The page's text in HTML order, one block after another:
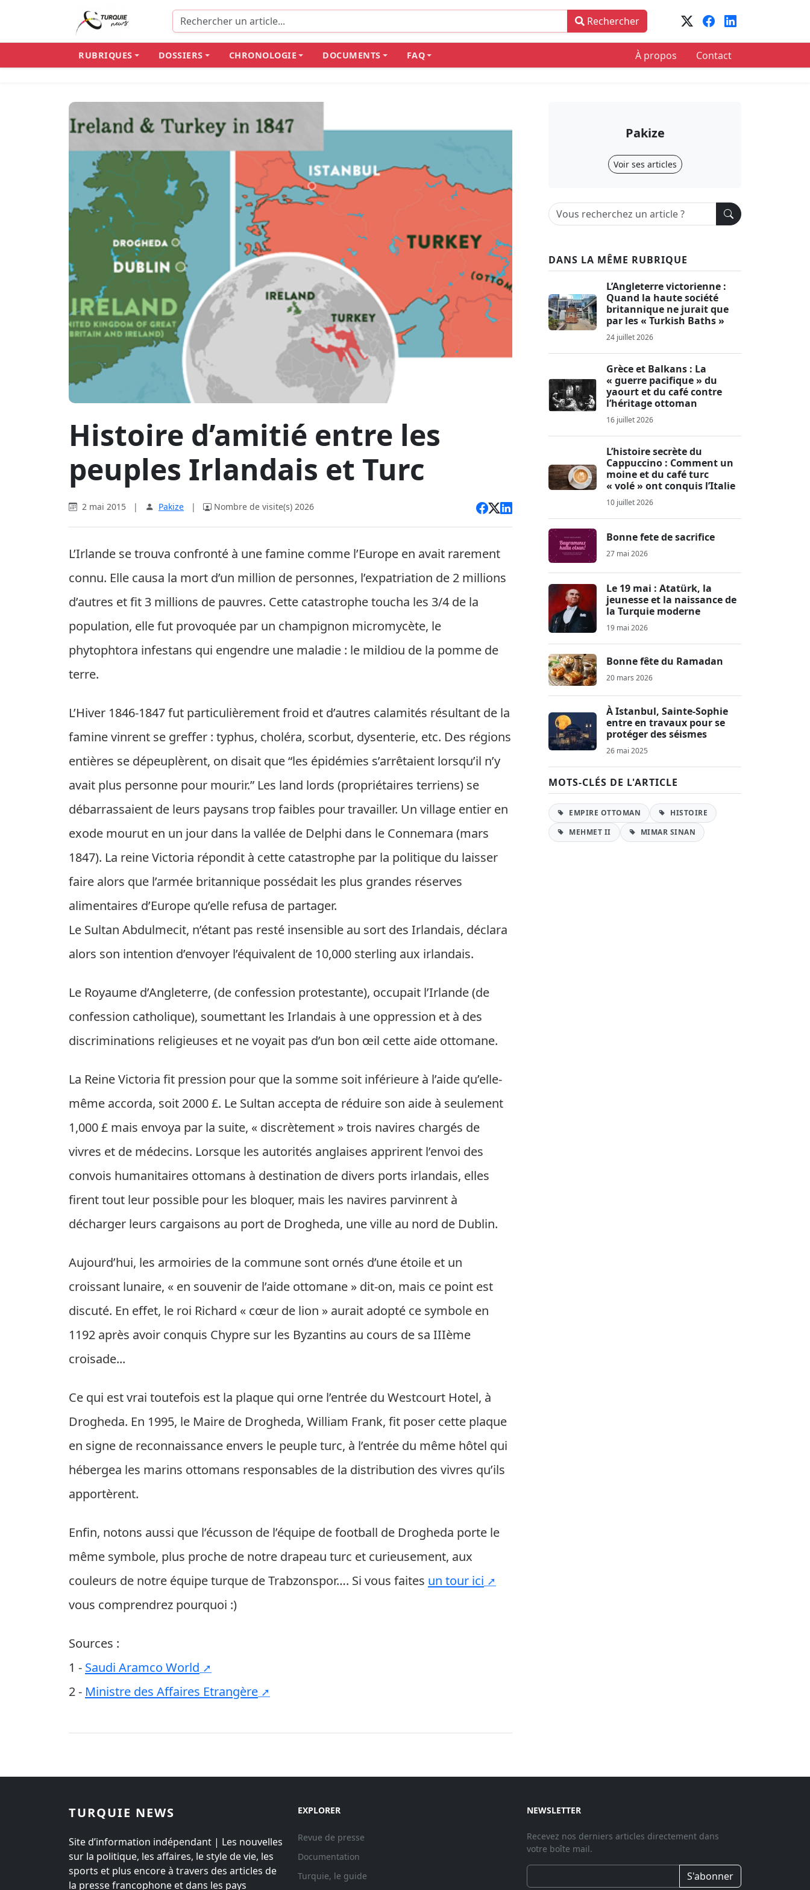
Rechercher
RUBRIQUES DOSSIERS CHRONOLOGIE DOCUMENTS FAQ À propos Contact
Histoire d’amitié entre les
peuples Irlandais et Turc
2 mai 2015 | Pakize | Nombre de visite(s) 2026
L’Irlande se trouva confronté à une famine comme l’Europe en avait rarement
connu. Elle causa la mort d’un million de personnes, l’expatriation de 2 millions
d’autres et fit 3 millions de pauvres. Cette catastrophe toucha les 3/4 de la
population, elle fut provoquée par un champignon micromycète, le
phytophtora infestans qui engendre une maladie : le mildiou de la pomme de
terre.
L’Hiver 1846-1847 fut particulièrement froid et d’autres calamités résultant de la
famine vinrent se greffer : typhus, choléra, scorbut, dysenterie, etc. Des régions
entières se dépeuplèrent, on disait que “les épidémies s’arrêtaient lorsqu’il n’y
avait plus personne pour mourir.” Les land lords (propriétaires terriens) se
débarrassaient de leurs paysans trop faibles pour travailler. Un village entier en
exode mourut en un jour dans la vallée de Delphi dans le Connemara (mars
1847). La reine Victoria répondit à cette catastrophe par la politique du laisser
faire alors que l’armée britannique possédait les plus grandes réserves
alimentaires d’Europe qu’elle refusa de partager.
Le Sultan Abdulmecit, n’étant pas resté insensible au sort des Irlandais, déclara
alors son intention d’envoyer l’équivalent de 10,000 sterling aux irlandais.
Le Royaume d’Angleterre, (de confession protestante), occupait l’Irlande (de
confession catholique), soumettant les Irlandais à une oppression et à des
discriminations religieuses et ne voyait pas d’un bon œil cette aide ottomane.
La Reine Victoria fit pression pour que la somme soit inférieure à l’aide qu’elle-
même accorda, soit 2000 £. Le Sultan accepta de réduire son aide à seulement
1,000 £ mais envoya par la suite, « discrètement » trois navires chargés de
vivres et de médecins. Lorsque les autorités anglaises apprirent l’envoi des
convois humanitaires ottomans à destination de divers ports irlandais, elles
firent tout leur possible pour les bloquer, mais les navires parvinrent à
décharger leurs cargaisons au port de Drogheda, une ville au nord de Dublin.
Aujourd’hui, les armoiries de la commune sont ornés d’une étoile et un
croissant lunaire, « en souvenir de l’aide ottomane » dit-on, mais ce point est
discuté. En effet, le roi Richard « cœur de lion » aurait adopté ce symbole en
1192 après avoir conquis Chypre sur les Byzantins au cours de sa IIIème
croisade...
Ce qui est vrai toutefois est la plaque qui orne l’entrée du Westcourt Hotel, à
Drogheda. En 1995, le Maire de Drogheda, William Frank, fit poser cette plaque
en signe de reconnaissance envers le peuple turc, à l’entrée du même hôtel qui
hébergea les marins ottomans responsables de la distribution des vivres qu’ils
apportèrent.
Enfin, notons aussi que l’écusson de l’équipe de football de Drogheda porte le
même symbole, plus proche de notre drapeau turc et curieusement, aux
couleurs de notre équipe turque de Trabzonspor…. Si vous faites un tour ici
vous comprendrez pourquoi :)
Sources :
1 - Saudi Aramco World
2 - Ministre des Affaires Etrangère
Pakize
Voir ses articles
DANS LA MÊME RUBRIQUE
L’Angleterre victorienne :
Quand la haute société
britannique ne jurait que
par les « Turkish Baths »
24 juillet 2026
Grèce et Balkans : La
« guerre pacifique » du
yaourt et du café contre
l’héritage ottoman
16 juillet 2026
L’histoire secrète du
Cappuccino : Comment un
moine et du café turc
« volé » ont conquis l’Italie
10 juillet 2026
Bonne fete de sacrifice
27 mai 2026
Le 19 mai : Atatürk, la
jeunesse et la naissance de
la Turquie moderne
19 mai 2026
Bonne fête du Ramadan
20 mars 2026
À Istanbul, Sainte-Sophie
entre en travaux pour se
protéger des séismes
26 mai 2025
MOTS-CLÉS DE L'ARTICLE
EMPIRE OTTOMAN
HISTOIRE
MEHMET II
MIMAR SINAN
TURQUIE NEWS
Site d’information indépendant | Les nouvelles
sur la politique, les affaires, le style de vie, les
sports et plus encore à travers des articles de
la presse francophone et dans les pays
EXPLORER
Revue de presse
Documentation
Turquie, le guide
NEWSLETTER
Recevez nos derniers articles directement dans
votre boîte mail.
S'abonner